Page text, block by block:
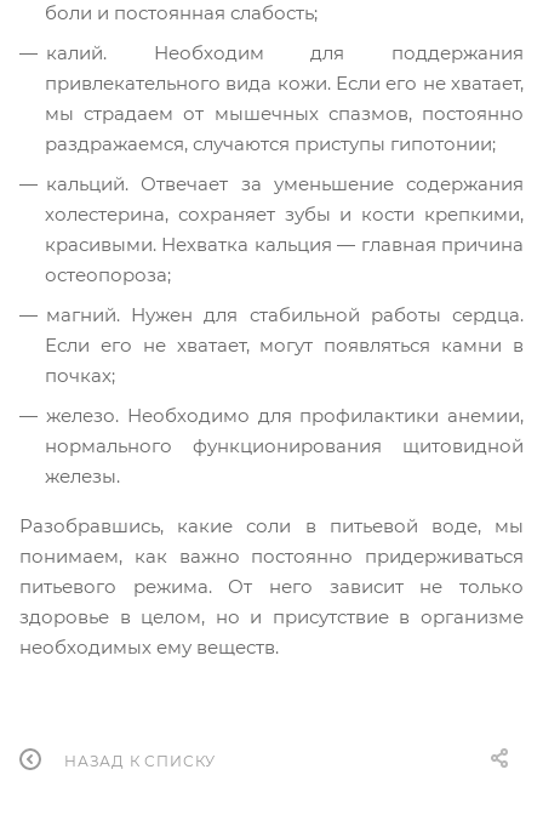
боли и постоянная слабость;
калий. Необходим для поддержания
привлекательного вида кожи. Если его не хватает,
мы страдаем от мышечных спазмов, постоянно
раздражаемся, случаются приступы гипотонии;
кальций. Отвечает за уменьшение содержания
холестерина, сохраняет зубы и кости крепкими,
красивыми. Нехватка кальция — главная причина
остеопороза;
магний. Нужен для стабильной работы сердца.
Если его не хватает, могут появляться камни в
почках;
железо. Необходимо для профилактики анемии,
нормального функционирования щитовидной
железы.
Разобравшись, какие соли в питьевой воде, мы
понимаем, как важно постоянно придерживаться
питьевого режима. От него зависит не только
здоровье в целом, но и присутствие в организме
необходимых ему веществ.
НАЗАД К СПИСКУ